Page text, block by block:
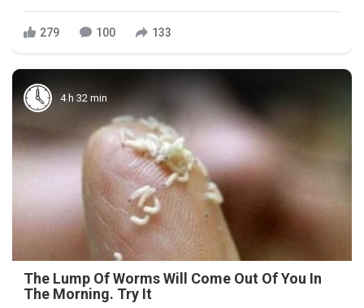
279 100 133
4 h 32 min
The Lump Of Worms Will Come Out Of You In
The Morning. Try It